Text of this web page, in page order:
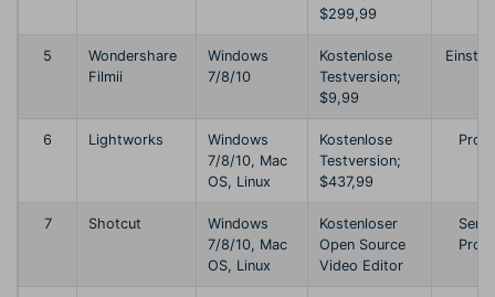
$299,99
5
Wondershare
Filmii
Windows
7/8/10
Kostenlose
Testversion;
$9,99
6 Lightworks
Windows
7/8/10, Mac
OS, Linux
Kostenlose
Testversion;
$437,99
7 Shotcut
Windows
7/8/10, Mac
OS, Linux
Kostenloser
Open Source
Video Editor